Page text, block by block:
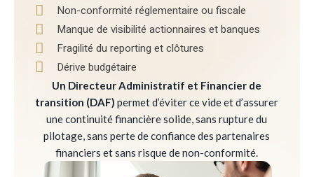
Non-conformité réglementaire ou fiscale
Manque de visibilité actionnaires et banques
Fragilité du reporting et clôtures
Dérive budgétaire
Un Directeur Administratif et Financier de
transition (DAF) permet d’éviter ce vide et d’assurer
une continuité financière solide, sans rupture du
pilotage, sans perte de confiance des partenaires
financiers et sans risque de non-conformité.